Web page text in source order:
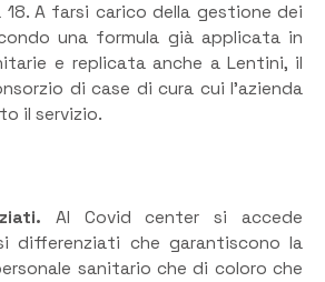
A farsi carico della gestione dei
una formula già applicata in
e replicata anche a Lentini, il
di case di cura cui l’azienda
il servizio.
Al Covid center si accede
differenziati che garantiscono la
sanitario che di coloro che